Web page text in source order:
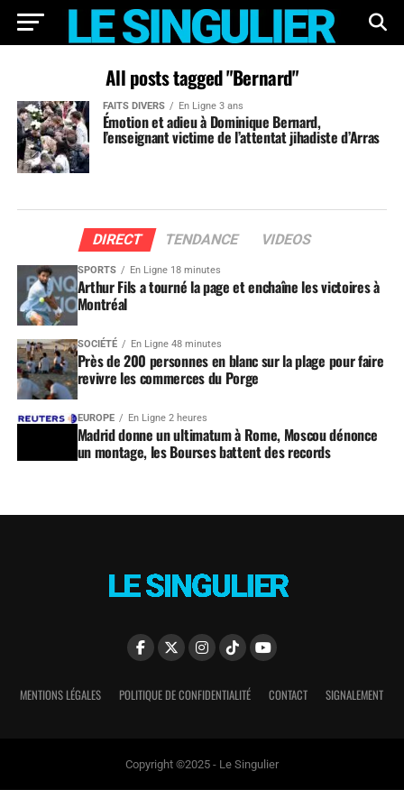
All posts tagged "Bernard"
FAITS DIVERS En Ligne 3 ans
Émotion et adieu à Dominique Bernard,
l’enseignant victime de l’attentat jihadiste d’Arras
DIRECT TENDANCE VIDEOS
SPORTS En Ligne 18 minutes
Arthur Fils a tourné la page et enchaîne les victoires à
Montréal
SOCIÉTÉ En Ligne 48 minutes
Près de 200 personnes en blanc sur la plage pour faire
revivre les commerces du Porge
EUROPE En Ligne 2 heures
Madrid donne un ultimatum à Rome, Moscou dénonce
un montage, les Bourses battent des records
MENTIONS LÉGALES POLITIQUE DE CONFIDENTIALITÉ CONTACT SIGNALEMENT
Copyright ©2025 - Le Singulier